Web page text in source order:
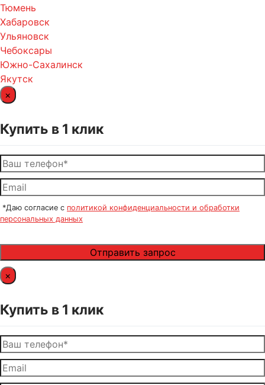
Тюмень
Хабаровск
Ульяновск
Чебоксары
Южно-Сахалинск
Якутск
×
Купить в 1 клик
*Даю согласие с политикой конфиденциальности и обработки
персональных данных
×
Купить в 1 клик